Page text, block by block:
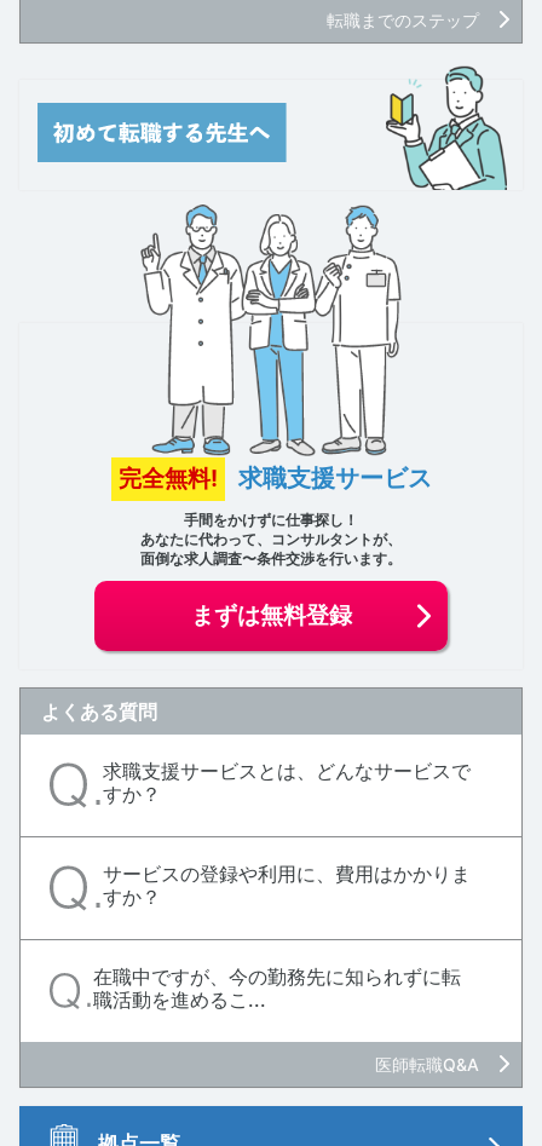
転職までのステップ
完全無料! 求職支援サービス
手間をかけずに仕事探し！
あなたに代わって、コンサルタントが、
面倒な求人調査〜条件交渉を行います。
まずは無料登録
よくある質問
求職支援サービスとは、どんなサービスで
すか？
サービスの登録や利用に、費用はかかりま
すか？
在職中ですが、今の勤務先に知られずに転
職活動を進めるこ...
医師転職Q&A